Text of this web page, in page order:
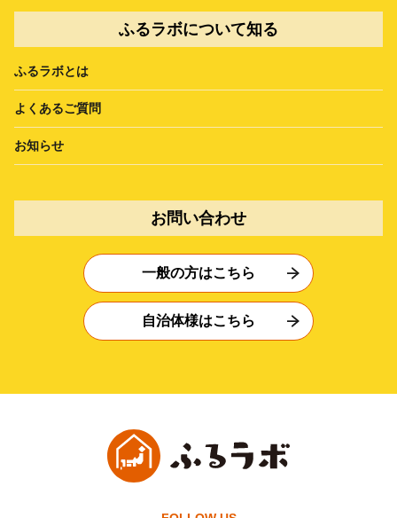
ふるラボについて知る
ふるラボとは
よくあるご質問
お知らせ
お問い合わせ
一般の方はこちら
自治体様はこちら